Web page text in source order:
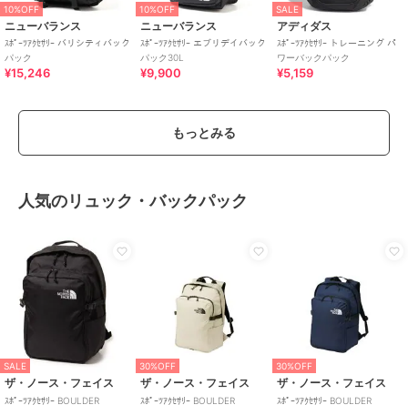
10%OFF
ニューバランス
ｽﾎﾟｰﾂｱｸｾｻﾘｰ バリシティバック
パック
¥15,246
10%OFF
ニューバランス
ｽﾎﾟｰﾂｱｸｾｻﾘｰ エブリデイバック
パック30L
¥9,900
SALE
アディダス
ｽﾎﾟｰﾂｱｸｾｻﾘｰ トレーニング パ
ワーバックパック
¥5,159
もっとみる
人気のリュック・バックパック
SALE
ザ・ノース・フェイス
ｽﾎﾟｰﾂｱｸｾｻﾘｰ BOULDER
30%OFF
ザ・ノース・フェイス
ｽﾎﾟｰﾂｱｸｾｻﾘｰ BOULDER
30%OFF
ザ・ノース・フェイス
ｽﾎﾟｰﾂｱｸｾｻﾘｰ BOULDER